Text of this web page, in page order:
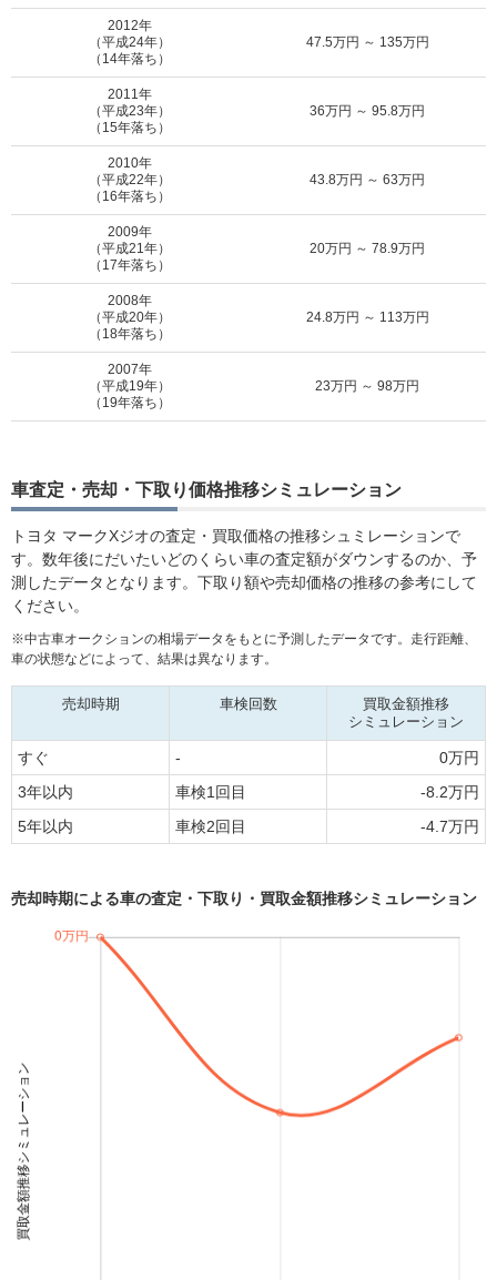
2012年
（平成24年）
（14年落ち）
47.5万円 ～ 135万円
2011年
（平成23年）
（15年落ち）
36万円 ～ 95.8万円
2010年
（平成22年）
（16年落ち）
43.8万円 ～ 63万円
2009年
（平成21年）
（17年落ち）
20万円 ～ 78.9万円
2008年
（平成20年）
（18年落ち）
24.8万円 ～ 113万円
2007年
（平成19年）
（19年落ち）
23万円 ～ 98万円
車査定・売却・下取り価格推移シミュレーション
トヨタ マークXジオの査定・買取価格の推移シュミレーションで
す。数年後にだいたいどのくらい車の査定額がダウンするのか、予
測したデータとなります。下取り額や売却価格の推移の参考にして
ください。
※中古車オークションの相場データをもとに予測したデータです。走行距離、
車の状態などによって、結果は異なります。
売却時期 車検回数
買取金額推移
シミュレーション
すぐ -
0万円
3年以内
車検1回目
-8.2万円
5年以内
車検2回目 -4.7万円
売却時期による車の査定・下取り・買取金額推移シミュレーション